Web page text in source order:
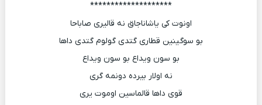
********************
اونوت کی یاشاناجاق نه قالیری صاباحا
بو سوگینین قطاری گتدی گولوم گتدی داها
بو سون ویداع بو سون ویداع
نه اولار بیرده دونمه گری
قوی داها قالماسین اوموت یری